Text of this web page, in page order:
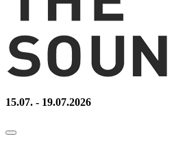
15.07. - 19.07.2026